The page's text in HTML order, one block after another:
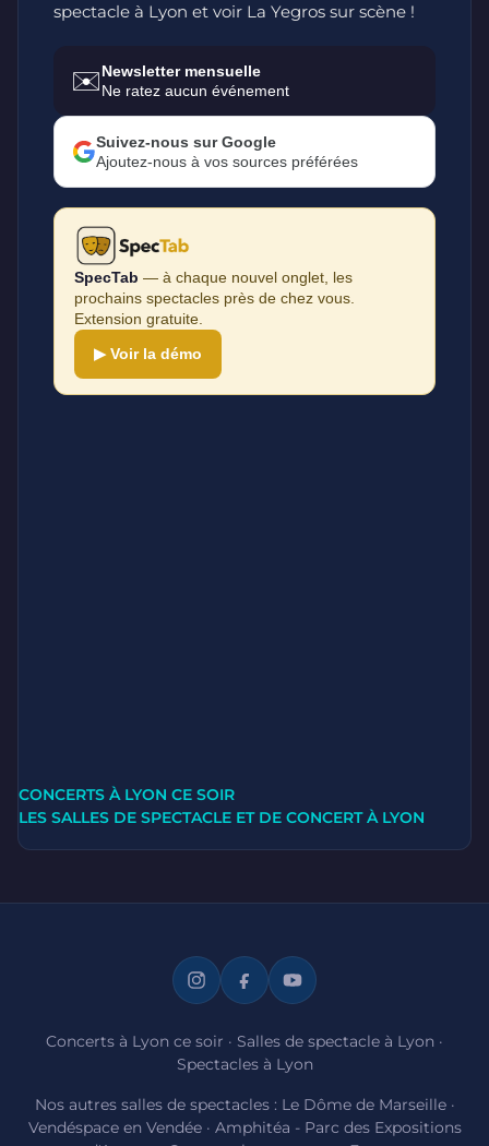
spectacle à Lyon et voir La Yegros sur scène !
✉️Newsletter mensuelle
Ne ratez aucun événement
Suivez-nous sur Google
Ajoutez-nous à vos sources préférées
SpecTab — à chaque nouvel onglet, les
prochains spectacles près de chez vous.
Extension gratuite.
▶ Voir la démo
CONCERTS À LYON CE SOIR
LES SALLES DE SPECTACLE ET DE CONCERT À LYON
Concerts à Lyon ce soir · Salles de spectacle à Lyon ·
Spectacles à Lyon
Nos autres salles de spectacles : Le Dôme de Marseille·
Vendéspace en Vendée· Amphitéa - Parc des Expositions